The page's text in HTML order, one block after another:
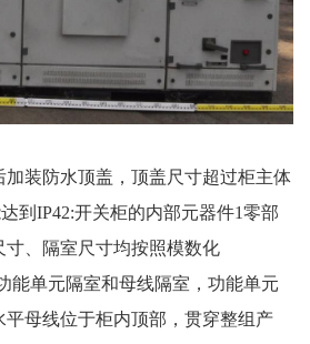
加装防水顶盖，顶盖尺寸超过柜主体
到IP42:开关柜的内部元器件1零部
、隔室尺寸均按照模数化
能单元隔室和母线隔室，功能单元
平母线位于柜内顶部，贯穿整组产